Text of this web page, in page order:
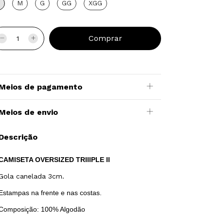
M G GG XGG
de pagamento
de envio
OVERSIZED TRIIIPLE II
canelada 3cm.
na frente e nas costas.
100% Algodão